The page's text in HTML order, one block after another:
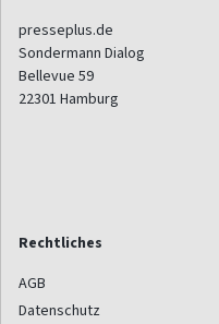
presseplus.de
Sondermann Dialog
Bellevue 59
22301 Hamburg
Rechtliches
AGB
Datenschutz